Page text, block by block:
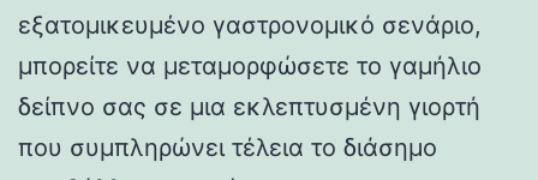
εξατομικευμένο γαστρονομικό σενάριο,
μπορείτε να μεταμορφώσετε το γαμήλιο
δείπνο σας σε μια εκλεπτυσμένη γιορτή
που συμπληρώνει τέλεια το διάσημο